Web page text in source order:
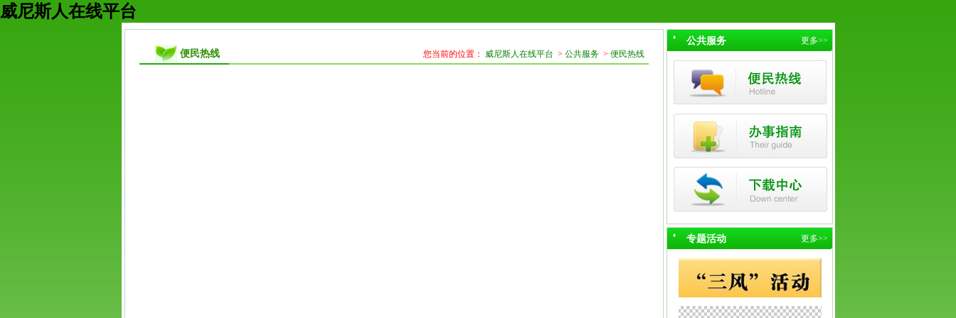
威尼斯人在线平台
便民热线 您当前的位置： 威尼斯人在线平台 > 公共服务> 便民热线
公共服务 更多>>
专题活动 更多>>